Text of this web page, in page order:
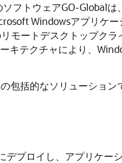
フトウェアGO-Global
Windowsアプリケ
モートデスクトップクラ
キテクチャにより、
包括的なソリューション
デプロイし、アプリケー